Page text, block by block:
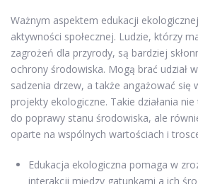
Ważnym aspektem edukacji
aktywności społecznej. Ludzie, którzy
zagrożeń dla przyrody, są bardziej
ochrony środowiska. Mogą brać udział
sadzenia drzew, a także angażować się
projekty ekologiczne. Takie działania
do poprawy stanu środowiska, ale
oparte na wspólnych wartościach i
Edukacja ekologiczna pomaga w
interakcji między gatunkami a ich